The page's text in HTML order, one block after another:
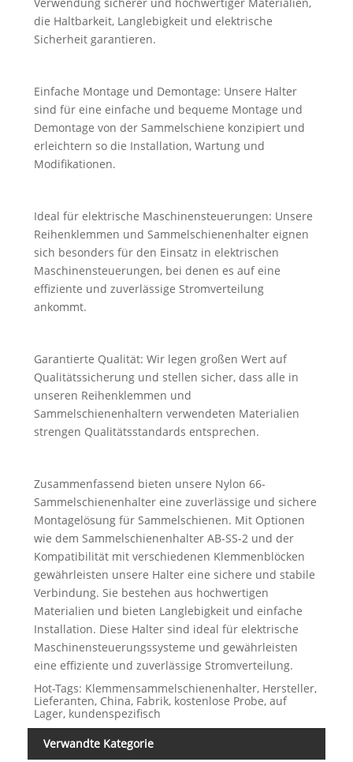
die Haltbarkeit, Langlebigkeit und elektrische
Sicherheit garantieren.
Einfache Montage und Demontage: Unsere Halter
sind für eine einfache und bequeme Montage und
Demontage von der Sammelschiene konzipiert und
erleichtern so die Installation, Wartung und
Modifikationen.
Ideal für elektrische Maschinensteuerungen: Unsere
Reihenklemmen und Sammelschienenhalter eignen
sich besonders für den Einsatz in elektrischen
Maschinensteuerungen, bei denen es auf eine
effiziente und zuverlässige Stromverteilung
ankommt.
Garantierte Qualität: Wir legen großen Wert auf
Qualitätssicherung und stellen sicher, dass alle in
unseren Reihenklemmen und
Sammelschienenhaltern verwendeten Materialien
strengen Qualitätsstandards entsprechen.
Zusammenfassend bieten unsere Nylon 66-
Sammelschienenhalter eine zuverlässige und sichere
Montagelösung für Sammelschienen. Mit Optionen
wie dem Sammelschienenhalter AB-SS-2 und der
Kompatibilität mit verschiedenen Klemmenblöcken
gewährleisten unsere Halter eine sichere und stabile
Verbindung. Sie bestehen aus hochwertigen
Materialien und bieten Langlebigkeit und einfache
Installation. Diese Halter sind ideal für elektrische
Maschinensteuerungssysteme und gewährleisten
eine effiziente und zuverlässige Stromverteilung.
Hot-Tags: Klemmensammelschienenhalter, Hersteller,
Lieferanten, China, Fabrik, kostenlose Probe, auf
Lager, kundenspezifisch
Verwandte Kategorie